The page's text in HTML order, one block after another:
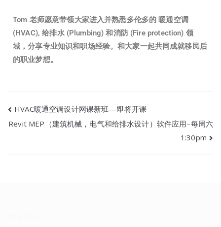
Tom 老师愿意带领大家进入并熟悉多伦多的 暖通空调
(HVAC), 给排水 (Plumbing) 和消防 (Fire protection) 领
域，分享专业知识和职场经验。和大家一起共同成就移民后
的职业梦想。
HVAC暖通空调设计网课新班—即将开课
Revit MEP（建筑机械，电气和给排水设计）软件应用–每周六
1:30pm